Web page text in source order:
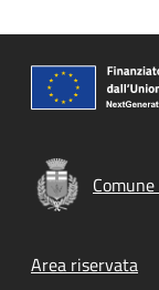
Footer
Area riservata